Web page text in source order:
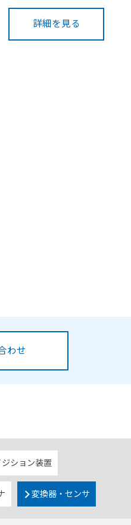
詳細を見る
わせ
ション装置
変換器・センサ